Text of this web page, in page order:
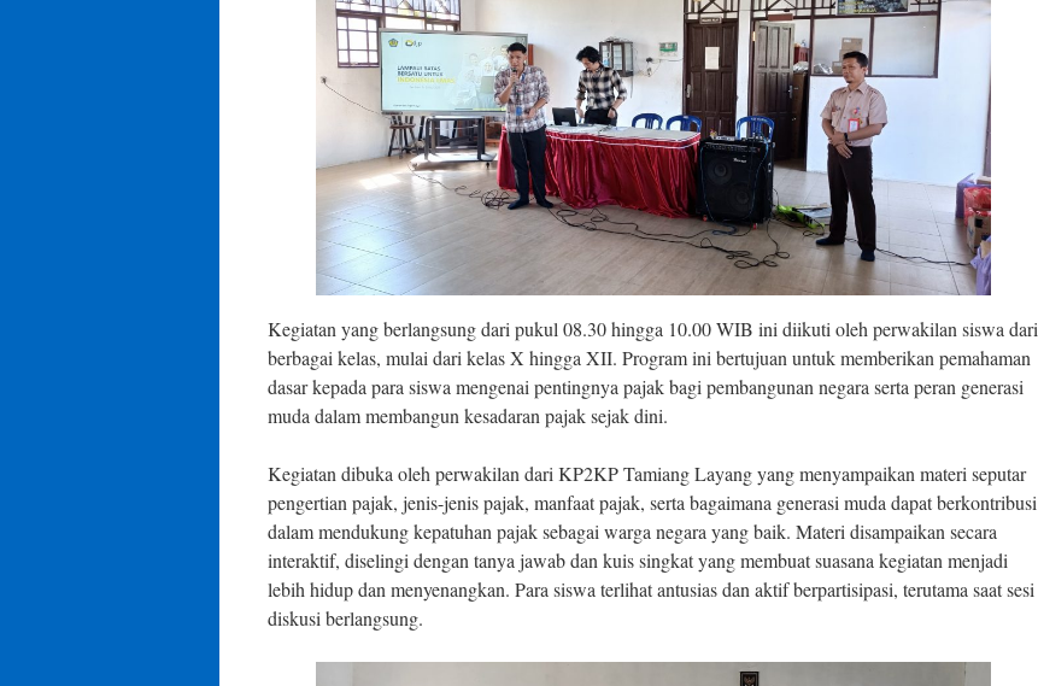
Kegiatan yang berlangsung dari pukul 08.30 hingga 10.00 WIB ini diikuti oleh perwakilan siswa dari
berbagai kelas, mulai dari kelas X hingga XII. Program ini bertujuan untuk memberikan pemahaman
dasar kepada para siswa mengenai pentingnya pajak bagi pembangunan negara serta peran generasi
muda dalam membangun kesadaran pajak sejak dini.
Kegiatan dibuka oleh perwakilan dari KP2KP Tamiang Layang yang menyampaikan materi seputar
pengertian pajak, jenis-jenis pajak, manfaat pajak, serta bagaimana generasi muda dapat berkontribusi
dalam mendukung kepatuhan pajak sebagai warga negara yang baik. Materi disampaikan secara
interaktif, diselingi dengan tanya jawab dan kuis singkat yang membuat suasana kegiatan menjadi
lebih hidup dan menyenangkan. Para siswa terlihat antusias dan aktif berpartisipasi, terutama saat sesi
diskusi berlangsung.